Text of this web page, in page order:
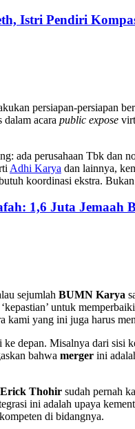
Istri Pendiri
persiapan-persiapan
dalam acara public expose
ada perusahaan Tbk dan
Adhi Karya dan lainnya,
koordinasi ekstra.
1,6 Juta Jemaah
sejumlah BUMN Karya
untuk
kami yang ini juga harus
depan. Misalnya dari sisi
bahwa merger ini
Thohir sudah pernah
ini adalah upaya
di bidangnya.